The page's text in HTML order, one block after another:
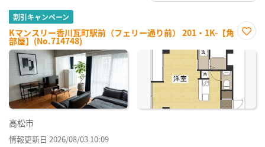
割引キャンペーン
Kマンスリー香川瓦町駅前（フェリー通り前） 201・1K-【角
部屋】(No.714748)
に入
高松市
情報更新日 2026/08/03 10:09